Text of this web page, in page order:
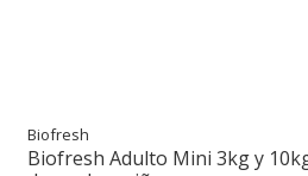
Biofresh
Biofresh Adulto Mini 3kg y